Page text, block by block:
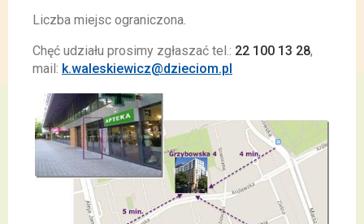
Liczba miejsc ograniczona.
Chęć udziału prosimy zgłaszać tel.: 22 100 13 28,
mail: k.waleskiewicz@dzieciom.pl